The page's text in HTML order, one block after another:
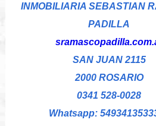
INMOBILIARIA SEBASTIAN
PADILLA
SAN JUAN 2115
2000 ROSARIO
0341 528-0028
Whatsapp: